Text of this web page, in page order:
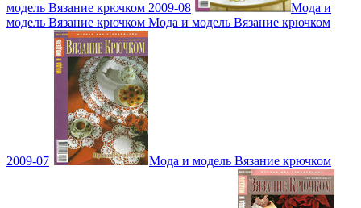
модель Вязание крючком 2009-08
Мода и
модель Вязание крючком Мода и модель Вязание крючком
2009-07 Мода и модель Вязание крючком